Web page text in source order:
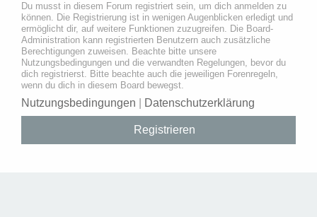
Du musst in diesem Forum registriert sein, um dich anmelden zu
können. Die Registrierung ist in wenigen Augenblicken erledigt und
ermöglicht dir, auf weitere Funktionen zuzugreifen. Die Board-
Administration kann registrierten Benutzern auch zusätzliche
Berechtigungen zuweisen. Beachte bitte unsere
Nutzungsbedingungen und die verwandten Regelungen, bevor du
dich registrierst. Bitte beachte auch die jeweiligen Forenregeln,
wenn du dich in diesem Board bewegst.
Nutzungsbedingungen Datenschutzerklärung
Registrieren